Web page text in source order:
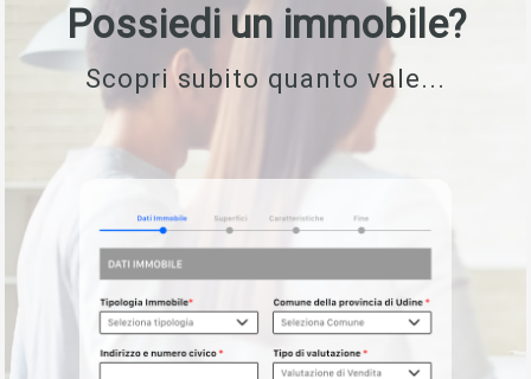
Possiedi un immobile?
Scopri subito quanto vale...